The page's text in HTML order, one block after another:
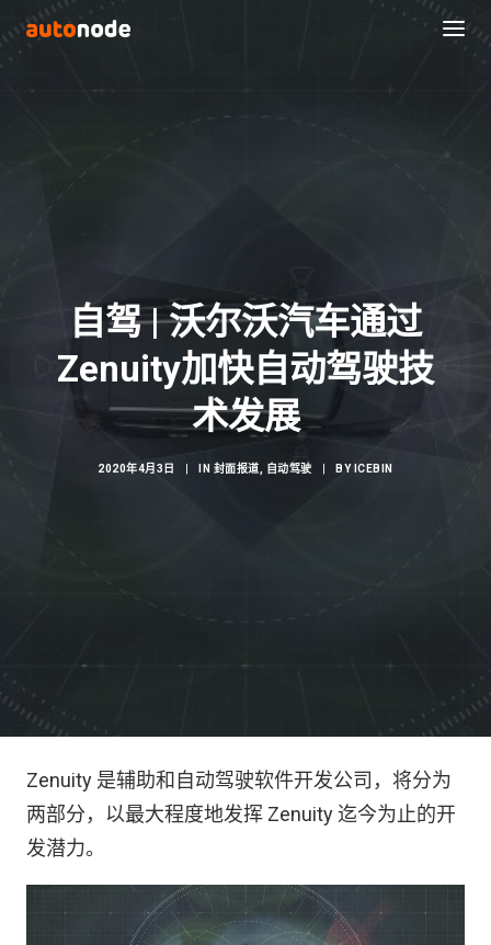
Search
自驾 | 沃尔沃汽车通过
Zenuity加快自动驾驶技
术发展
2020年4月3日 IN 封面报道 自动驾驶 BY ICEBIN
Zenuity 是辅助和自动驾驶软件开发公司，将分为
两部分，以最大程度地发挥 Zenuity 迄今为止的开
发潜力。